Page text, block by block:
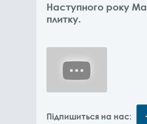
Наступного року
плитку.
Підпишиться на нас: